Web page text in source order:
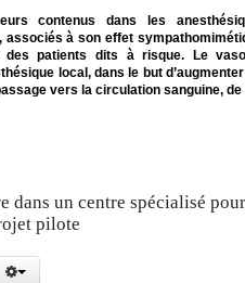
contenus dans les
associés à son effet
patients dits à risque. Le
local, dans le but
vers la circulation sanguine,
dans un centre spécialisé
pilote